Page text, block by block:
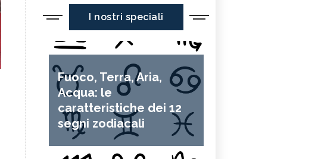
I nostri speciali
Fuoco, Terra, Aria,
Acqua: le
caratteristiche dei 12
segni zodiacali